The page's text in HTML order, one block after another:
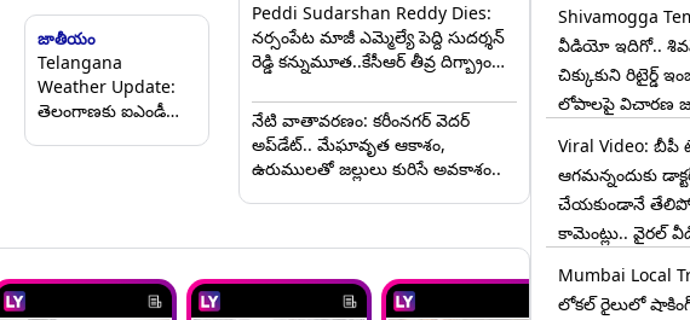
జాతీయం
Telangana
Weather Update:
తెలంగాణకు ఐఎండీ
Peddi Sudarshan Reddy Dies:
నర్సంపేట మాజీ ఎమ్మెల్యే పెద్ది సుదర్శన్
రెడ్డి కన్నుమూత..కేసీఆర్ తీవ్ర దిగ్భ్రాంతి..
నేటి వాతావరణం: కరీంనగర్ వెదర్
అప్‌డేట్.. మేఘావృత ఆకాశం,
ఉరుములతో జల్లులు కురిసే అవకాశం..
Shivamogga
వీడియో ఇదిగో..
చిక్కుకుని రిటైర్డ్
లోపాలపై విచారణ
Viral Video:
ఆగమన్నందుకు
చేయకుండానే
కామెంట్లు.. వైరల్
Mumbai Local
లోకల్ రైలులో